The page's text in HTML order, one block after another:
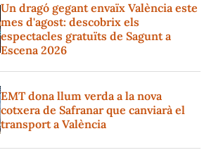
Un dragó gegant envaïx València este
mes d'agost: descobrix els
espectacles gratuïts de Sagunt a
Escena 2026
EMT dona llum verda a la nova
cotxera de Safranar que canviarà el
transport a València